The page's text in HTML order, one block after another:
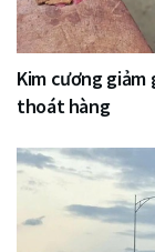
Kim cương giảm
thoát hàng